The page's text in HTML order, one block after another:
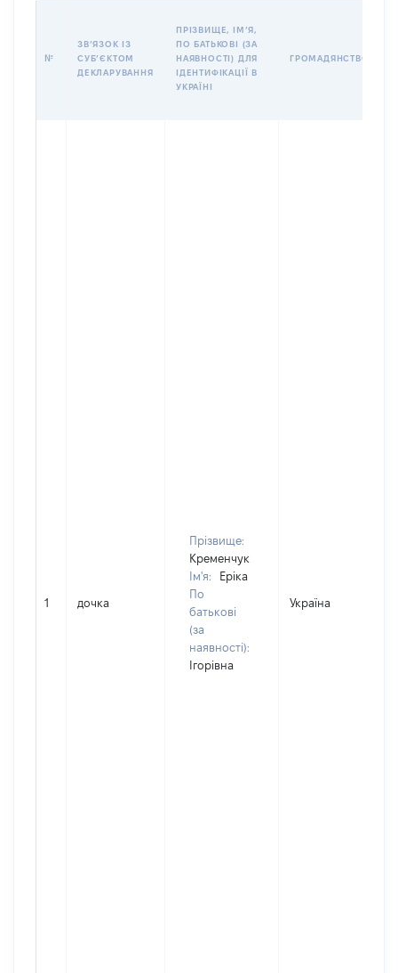
№
ЗВʼЯЗОК ІЗ
СУБʼЄКТОМ
ДЕКЛАРУВАННЯ
ПРІЗВИЩЕ, ІМʼЯ,
ПО БАТЬКОВІ (ЗА
НАЯВНОСТІ) ДЛЯ
ІДЕНТИФІКАЦІЇ В
УКРАЇНІ
ГРОМАДЯНСТВО
1 дочка
Прізвище:
Кременчук
Ім'я:
Еріка
По
батькові
(за
наявності):
Ігорівна
Україна